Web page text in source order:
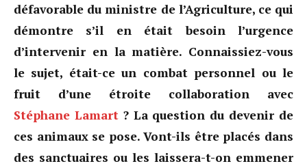
défavorable du ministre de l’Agriculture, ce qui
démontre s’il en était besoin l’urgence
d’intervenir en la matière. Connaissiez-vous
le sujet, était-ce un combat personnel ou le
fruit d’une étroite collaboration avec
Stéphane Lamart? La question du devenir de
ces animaux se pose. Vont-ils être placés dans
des sanctuaires ou les laissera-t-on emmener